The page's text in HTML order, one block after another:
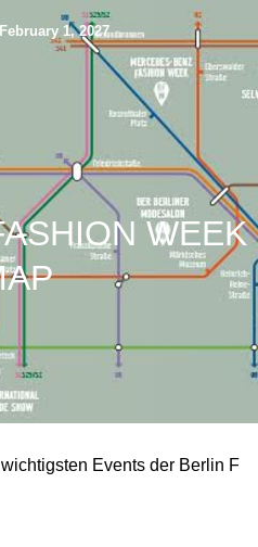
1, 2027
WEEK
Events der Berlin F